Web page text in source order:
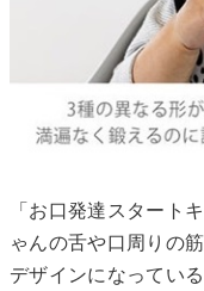
「お口発達スタート
ゃんの舌や口周りの
デザインになってい